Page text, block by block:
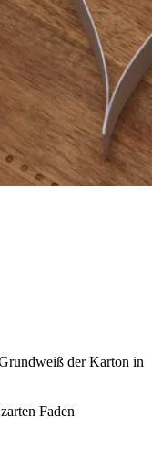
der Karton in
Faden